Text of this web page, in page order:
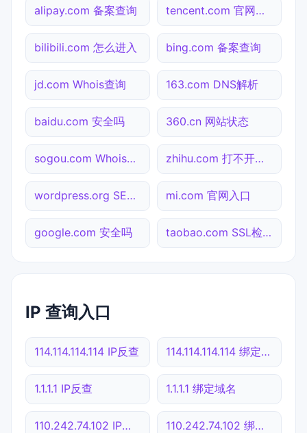
alipay.com 备案查询 tencent.com 官网入口
bilibili.com 怎么进入 bing.com 备案查询
jd.com Whois查询 163.com DNS解析
baidu.com 安全吗 360.cn 网站状态
sogou.com Whois查询 zhihu.com 打不开检测
wordpress.org SEO体检 mi.com 官网入口
google.com 安全吗 taobao.com SSL检测
IP 查询入口
114.114.114.114 IP反查 114.114.114.114 绑定域名
1.1.1.1 IP反查 1.1.1.1 绑定域名
110.242.74.102 IP反查 110.242.74.102 绑定域名